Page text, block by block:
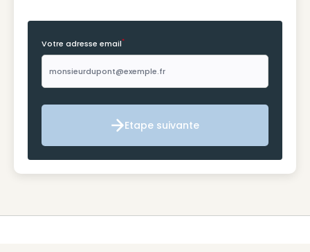
Votre adresse email*
Etape suivante
Etape suivante